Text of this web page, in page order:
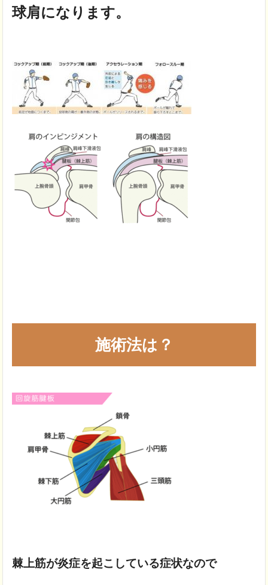
球肩になります。
施術法は？
棘上筋が炎症を起こしている症状なので